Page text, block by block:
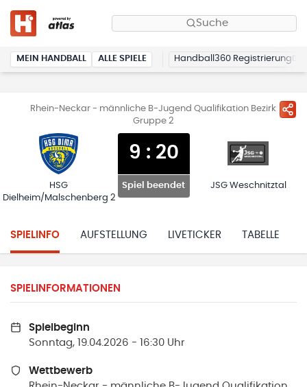
Suche
MEIN HANDBALL ALLE SPIELE Handball360 Registrierung
Rhein-Neckar - männliche B-Jugend Qualifikation Bezirk
Gruppe 2
HSG
Dielheim/Malschenberg 2
9 : 20
Spiel beendet JSG Weschnitztal
SPIELINFO AUFSTELLUNG LIVETICKER TABELLE
SPIELINFORMATIONEN
Spielbeginn
Sonntag, 19.04.2026 - 16:30 Uhr
Wettbewerb